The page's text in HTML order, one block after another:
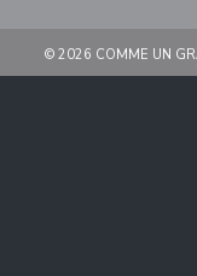
© 2026 COMME UN